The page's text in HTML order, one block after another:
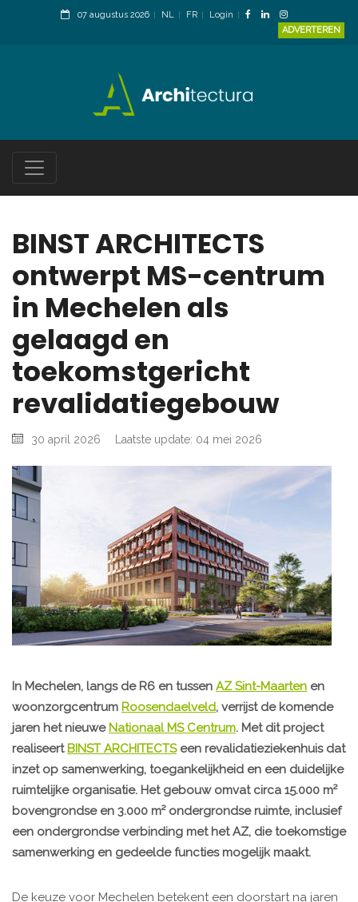
07 augustus 2026 NL FR
Login
ADVERTEREN
BINST ARCHITECTS
ontwerpt MS-centrum
in Mechelen als
gelaagd en
toekomstgericht
revalidatiegebouw
30 april 2026 Laatste update: 04 mei 2026
In Mechelen, langs de R6 en tussen AZ Sint-Maarten en
woonzorgcentrum Roosendaelveld, verrijst de komende
jaren het nieuwe Nationaal MS Centrum. Met dit project
realiseert BINST ARCHITECTSeen revalidatieziekenhuis dat
inzet op samenwerking, toegankelijkheid en een duidelijke
ruimtelijke organisatie. Het gebouw omvat circa 15.000 m²
bovengrondse en 3.000 m² ondergrondse ruimte, inclusief
een ondergrondse verbinding met het AZ, die toekomstige
samenwerking en gedeelde functies mogelijk maakt.
De keuze voor Mechelen betekent een doorstart na jaren